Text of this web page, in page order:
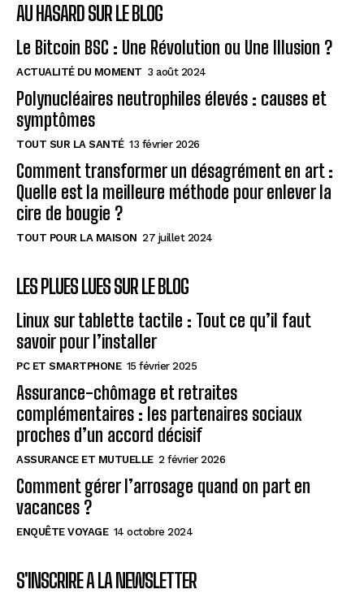
AU HASARD SUR LE BLOG
Le Bitcoin BSC : Une Révolution ou Une Illusion ?
ACTUALITÉ DU MOMENT 3 août 2024
Polynucléaires neutrophiles élevés : causes et
symptômes
TOUT SUR LA SANTÉ 13 février 2026
Comment transformer un désagrément en art :
Quelle est la meilleure méthode pour enlever la
cire de bougie ?
TOUT POUR LA MAISON 27 juillet 2024
LES PLUES LUES SUR LE BLOG
Linux sur tablette tactile : Tout ce qu’il faut
savoir pour l’installer
PC ET SMARTPHONE 15 février 2025
Assurance-chômage et retraites
complémentaires : les partenaires sociaux
proches d’un accord décisif
ASSURANCE ET MUTUELLE 2 février 2026
Comment gérer l’arrosage quand on part en
vacances ?
ENQUÊTE VOYAGE 14 octobre 2024
S'INSCRIRE A LA NEWSLETTER